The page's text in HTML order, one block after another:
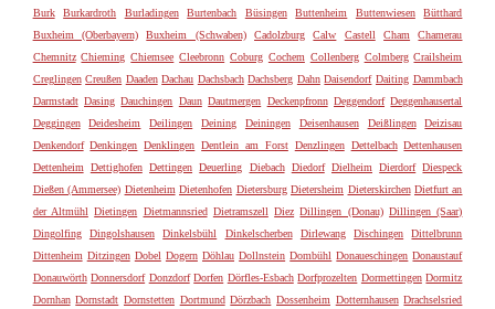
Burk
Burkardroth Burladingen Burtenbach Büsingen Buttenheim Buttenwiesen
Bütthard
Buxheim (Oberbayern)
Buxheim (Schwaben) Cadolzburg Calw Castell Cham
Chamerau
Chemnitz Chieming Chiemsee Cleebronn Coburg Cochem Collenberg Colmberg Crailsheim
Creglingen Creußen Daaden Dachau Dachsbach Dachsberg Dahn Daisendorf Daiting Dammbach
Darmstadt Dasing Dauchingen Daun Dautmergen Deckenpfronn Deggendorf Deggenhausertal
Deggingen
Deidesheim Deilingen Deining Deiningen Deisenhausen Deißlingen
Deizisau
Denkendorf Denkingen Denklingen Dentlein am Forst Denzlingen Dettelbach Dettenhausen
Dettenheim
Dettighofen Dettingen Deuerling Diebach Diedorf Dielheim Dierdorf Diespeck
Dießen (Ammersee) Dietenheim Dietenhofen Dietersburg Dietersheim Dieterskirchen Dietfurt an
der Altmühl Dietingen Dietmannsried Dietramszell Diez Dillingen (Donau) Dillingen (Saar)
Dingolfing
Dingolshausen Dinkelsbühl Dinkelscherben Dirlewang Dischingen
Dittelbrunn
Dittenheim Ditzingen Dobel Dogern Döhlau Dollnstein Dombühl Donaueschingen Donaustauf
Donauwörth Donnersdorf Donzdorf Dorfen Dörfles-Esbach Dorfprozelten Dormettingen Dormitz
Dornhan Dornstadt Dornstetten Dortmund Dörzbach Dossenheim Dotternhausen Drachselsried